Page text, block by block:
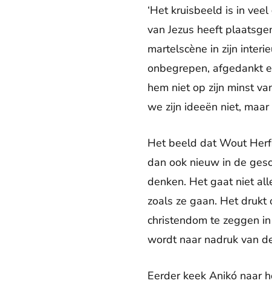
‘Het kruisbeeld is in
van Jezus heeft
martelscène in zijn
onbegrepen, afgedankt
hem niet op zijn minst
we zijn ideeën niet,
Het beeld dat Wout
dan ook nieuw in de
denken. Het gaat niet
zoals ze gaan. Het
christendom te zeggen
wordt naar nadruk van
Eerder keek Anikó naar